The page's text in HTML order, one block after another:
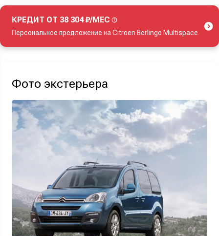
КРЕДИТ ОТ 38 304 ₽/МЕС
Персональное предложение на Citroen Berlingo Multispace
Узнать выгоду
Отправляя данную форму Вы даетесогласие на обработку
своих
персональных данных
Фото экстерьера